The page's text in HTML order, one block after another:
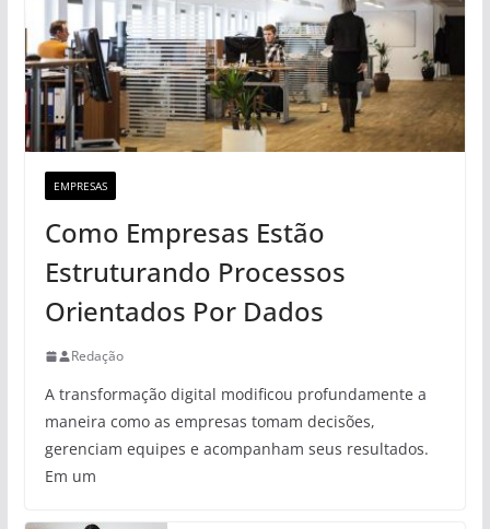
EMPRESAS
Como Empresas Estão
Estruturando Processos
Orientados Por Dados
Redação
A transformação digital modificou profundamente a
maneira como as empresas tomam decisões,
gerenciam equipes e acompanham seus resultados.
Em um